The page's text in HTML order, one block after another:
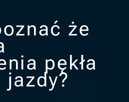
że
pękła